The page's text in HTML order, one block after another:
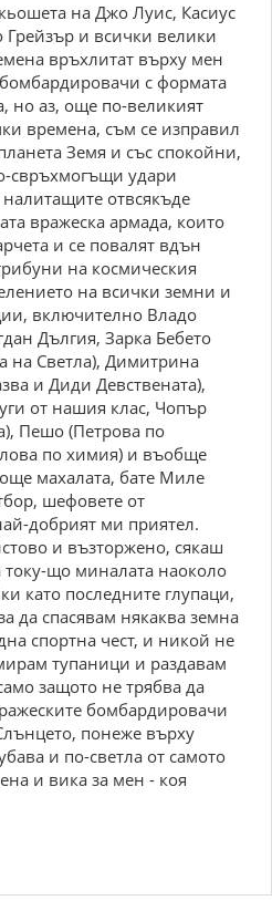
на Джо Луис, Касиус
и всички велики
връхлитат върху мен
с формата
но аз, още по-великият
времена, съм се изправил
Земя и със спокойни,
свръхмогъщи удари
отвсякъде
вражеска армада, които
и се повалят вдън
на космическия
на всички земни и
включително Владо
Дългия, Зарка Бебето
на Светла), Димитрина
и Диди Девствената),
от нашия клас, Чопър
Пешо (Петрова по
по химия) и въобще
махалата, бате Миле
шефовете от
добрият ми приятел.
и възторжено, сякаш
току-що миналата наоколо
като последните глупаци,
да спасявам някаква земна
спортна чест, и никой не
тупаници и раздавам
защото не трябва да
бомбардировачи
понеже върху
и по-светла от самото
и вика за мен - коя